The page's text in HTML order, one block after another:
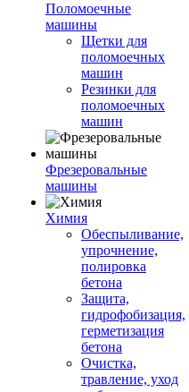
Поломоечные
машины
Щетки для
поломоечных
машин
Резинки для
поломоечных
машин
Фрезеровальные
машины
Химия
Обеспыливание,
упрочнение,
полировка
бетона
Защита,
гидрофобизация,
герметизация
бетона
Очистка,
травление, уход